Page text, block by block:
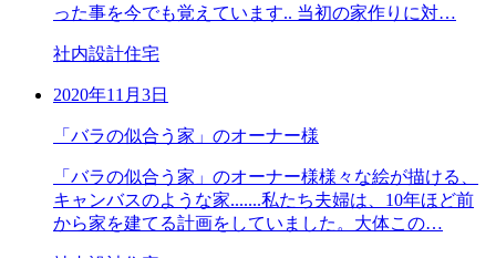
った事を今でも覚えています.. 当初の家作りに対…
社内設計住宅
2020年11月3日
「バラの似合う家」のオーナー様
「バラの似合う家」のオーナー様様々な絵が描ける、
キャンバスのような家.......私たち夫婦は、10年ほど前
から家を建てる計画をしていました。大体この…